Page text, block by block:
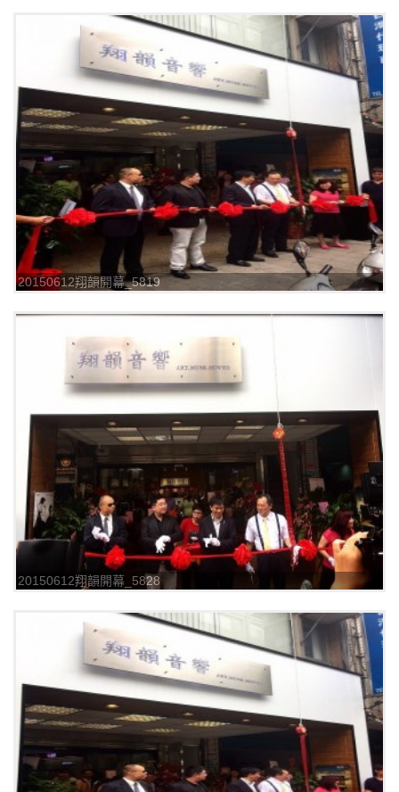
20150612翔韻開幕_5819
20150612翔韻開幕_5828